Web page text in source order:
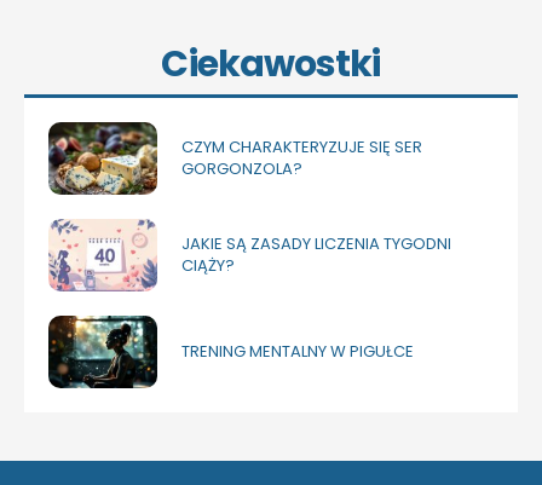
Ciekawostki
CZYM CHARAKTERYZUJE SIĘ SER
GORGONZOLA?
JAKIE SĄ ZASADY LICZENIA TYGODNI
CIĄŻY?
TRENING MENTALNY W PIGUŁCE